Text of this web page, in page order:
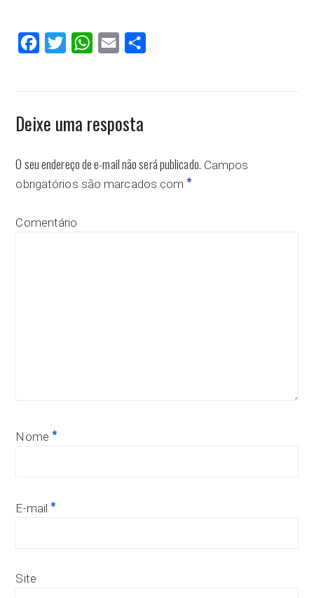
FacebookTwitter WhatsApp
Email
Deixe uma resposta
O seu endereço de e-mail não será publicado. Campos
obrigatórios são marcados com *
Comentário
Nome *
E-mail *
Site